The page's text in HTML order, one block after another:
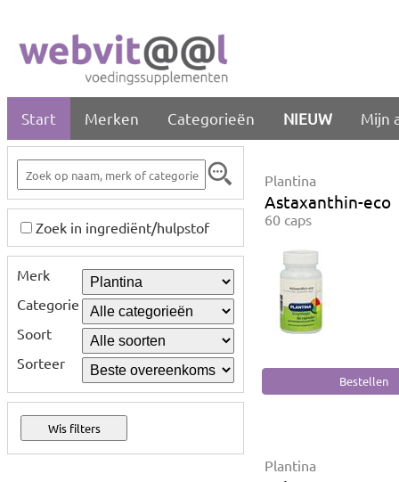
Start Merken Categorieën NIEUW Mijn
Zoek in ingrediënt/hulpstof
Merk
Categorie
Soort
Sorteer
Plantina
Astaxanthin-eco
60 caps
Plantina